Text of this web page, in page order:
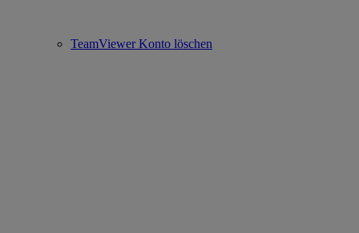
TeamViewer Konto löschen